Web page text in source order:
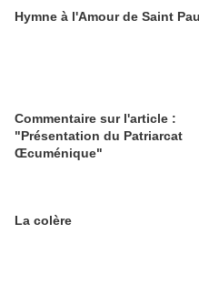
Hymne à l'Amour de Saint
Commentaire sur l'article :
"Présentation du Patriarcat
Œcuménique"
La colère